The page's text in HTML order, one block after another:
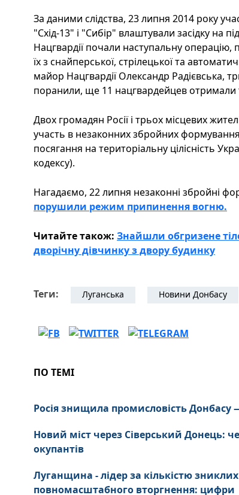
За даними слідства, 23 липня 2014 року
"Схід-13" і "Сибір" влаштували засідку на
Нацгвардії почали наступальну операцію,
їх з снайперської, стрілецької та
майор Нацгвардії Олександр Радієвська,
поранили, ще 11 нацгвардейцев отримали
Двох громадян Росії і трьох місцевих
участь в незаконних збройних
посягання на територіальну цілісність
кодексу).
Нагадаємо, 22 липня незаконні збройні
порушили режим припинення вогню.
Читайте також: Знайшли обгризене
дворічну дівчинку з двору будинку
Теги: Луганська Новини Донбасу
ПО ТЕМІ
Росія знищила промисловість
Новий міст через Сіверський Донець:
окупантів
Луганщина - лідер за кількістю
повномасштабного вторгнення: цифри